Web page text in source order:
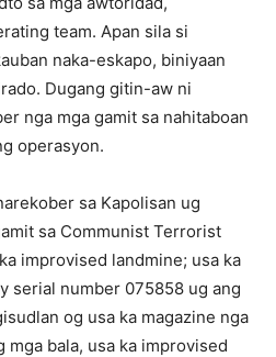
team. Apan sila si
naka-eskapo, biniyaan
Dugang gitin-aw ni
nga mga gamit sa nahitaboan
operasyon.
sa Kapolisan ug
sa Communist Terrorist
improvised landmine; usa ka
serial number 075858 ug ang
og usa ka magazine nga
mga bala, usa ka improvised